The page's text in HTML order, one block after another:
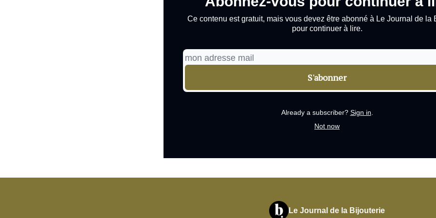
Ce contenu est gratuit, mais vous devez être abonné à Le Journal de la
pour continuer à lire.
Already a subscriber? Sign in
Not now
Le Journal de la Bijouterie